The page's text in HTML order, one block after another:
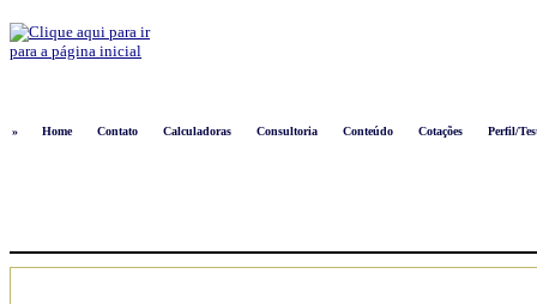
»
Home Contato Calculadoras Consultoria Conteúdo Cotações Perfil/